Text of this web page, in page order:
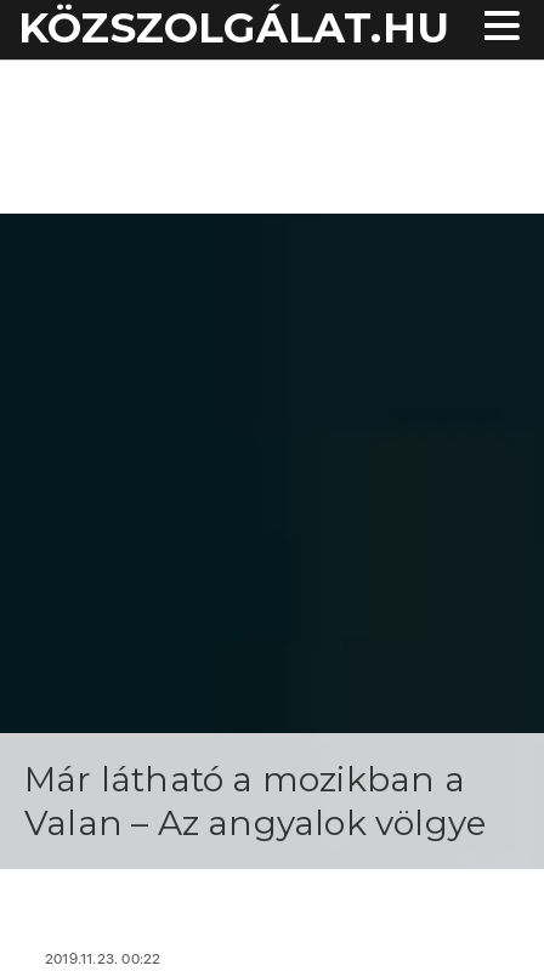
KÖZSZOLGÁLAT.HU
Már látható a mozikban a
Valan – Az angyalok völgye
2019.11.23. 00:22